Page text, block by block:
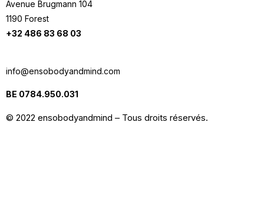
Avenue Brugmann 104
1190 Forest
+32 486 83 68 03
info@ensobodyandmind.com
BE 0784.950.031
© 2022 ensobodyandmind – Tous droits réservés.